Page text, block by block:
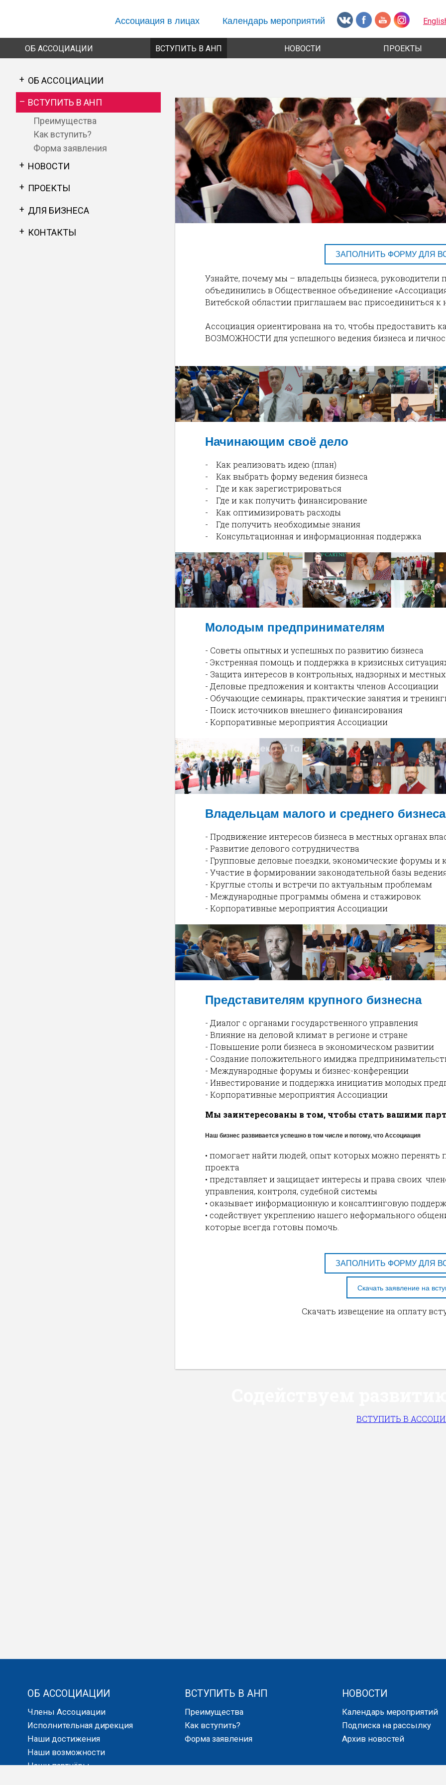
Ассоциация в лицах Календарь мероприятий
ОБ АССОЦИАЦИИ ВСТУПИТЬ В АНП НОВОСТИ ПРОЕКТЫ
ОБ АССОЦИАЦИИ
ВСТУПИТЬ В АНП
Преимущества
Как вступить?
Форма заявления
НОВОСТИ
ПРОЕКТЫ
ДЛЯ БИЗНЕСА
КОНТАКТЫ
ЗАПОЛНИТЬ ФОРМУ ДЛЯ
Узнайте, почему мы – владельцы бизнеса,
объединились в Общественное объединение
Витебской областии приглашаем вас присоединиться к
Ассоциация ориентирована на то, чтобы предоставить
ВОЗМОЖНОСТИ для успешного ведения бизнеса и
Начинающим своё дело
- Как реализовать идею (план)
- Как выбрать форму ведения бизнеса
- Где и как зарегистрироваться
- Где и как получить финансирование
- Как оптимизировать расходы
- Где получить необходимые знания
- Консультационная и информационная поддержка
Молодым предпринимателям
- Советы опытных и успешных по развитию бизнеса
- Экстренная помощь и поддержка в кризисных
- Защита интересов в контрольных, надзорных и
- Деловые предложения и контакты членов Ассоциации
- Обучающие семинары, практические занятия и
- Поиск источников внешнего финансирования
- Корпоративные мероприятия Ассоциации
Владельцам малого и среднего бизнеса
- Продвижение интересов бизнеса в местных органах
- Развитие делового сотрудничества
- Групповые деловые поездки, экономические форумы и
- Участие в формировании законодательной базы
- Круглые столы и встречи по актуальным проблемам
- Международные программы обмена и стажировок
- Корпоративные мероприятия Ассоциации
Представителям крупного бизнесна
- Диалог с органами государственного управления
- Влияние на деловой климат в регионе и стране
- Повышение роли бизнеса в экономическом развитии
- Создание положительного имиджа
- Международные форумы и бизнес-конференции
- Инвестирование и поддержка инициатив молодых
- Корпоративные мероприятия Ассоциации
Мы заинтересованы в том, чтобы стать вашими
Наш бизнес развивается успешно в том числе и потому, что Ассоциация
• помогает найти людей, опыт которых можно перенять
проекта
• представляет и защищает интересы и права своих
управления, контроля, судебной системы
• оказывает информационную и консалтинговую
• содействует укреплению нашего неформального
которые всегда готовы помочь.
ЗАПОЛНИТЬ ФОРМУ ДЛЯ
Скачать заявление на
Скачать извещение на оплату
ВСТУПИТЬ В
ОБ АССОЦИАЦИИ
Члены Ассоциации
Исполнительная дирекция
Наши достижения
Наши возможности
Наши партнёры
ВСТУПИТЬ В АНП
Преимущества
Как вступить?
Форма заявления
НОВОСТИ
Календарь мероприятий
Подписка на рассылку
Архив новостей